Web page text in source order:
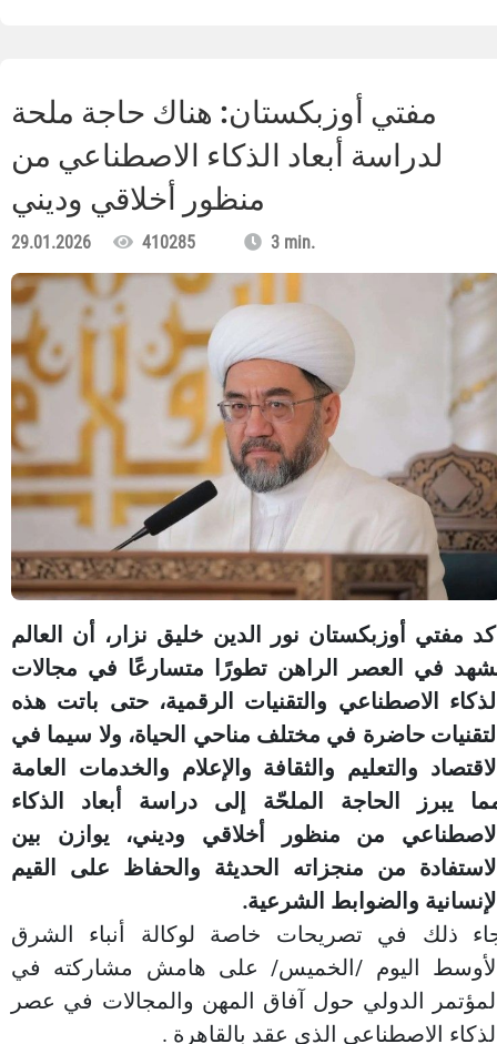
مفتي أوزبكستان: هناك حاجة ملحة
لدراسة أبعاد الذكاء الاصطناعي من
منظور أخلاقي وديني
29.01.2026 410285 3 min.
مفتي أوزبكستان نور الدين خليق نزار، أن العالم
في العصر الراهن تطورًا متسارعًا في مجالات
الاصطناعي والتقنيات الرقمية، حتى باتت هذه
حاضرة في مختلف مناحي الحياة، ولا سيما في
والتعليم والثقافة والإعلام والخدمات العامة
يبرز الحاجة الملحّة إلى دراسة أبعاد الذكاء
من منظور أخلاقي وديني، يوازن بين
من منجزاته الحديثة والحفاظ على القيم
والضوابط الشرعية.
ذلك في تصريحات خاصة لوكالة أنباء الشرق
اليوم /الخميس/ على هامش مشاركته في
الدولي حول آفاق المهن والمجالات في عصر
الاصطناعي الذي عقد بالقاهرة .